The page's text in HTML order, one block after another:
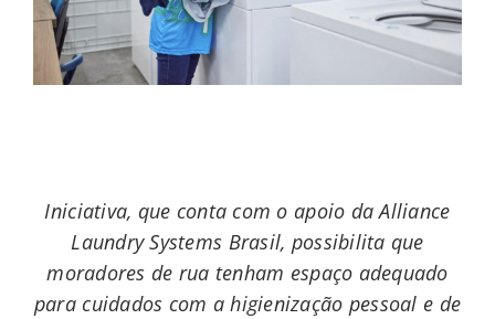
Iniciativa, que conta com o apoio da Alliance
Laundry Systems Brasil, possibilita que
moradores de rua tenham espaço adequado
para cuidados com a higienização pessoal e de